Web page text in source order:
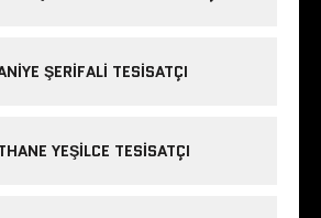
ŞERIFALI TESISATÇI
YEŞILCE TESISATÇI